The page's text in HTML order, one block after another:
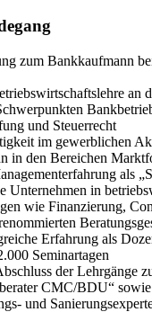
zum Bankkaufmann
an
und Steuerrecht
im gewerblichen
in den Bereichen
als
Unternehmen in
wie Finanzierung,
Erfahrung als
Seminartagen
der Lehrgänge
CMC/BDU“
und